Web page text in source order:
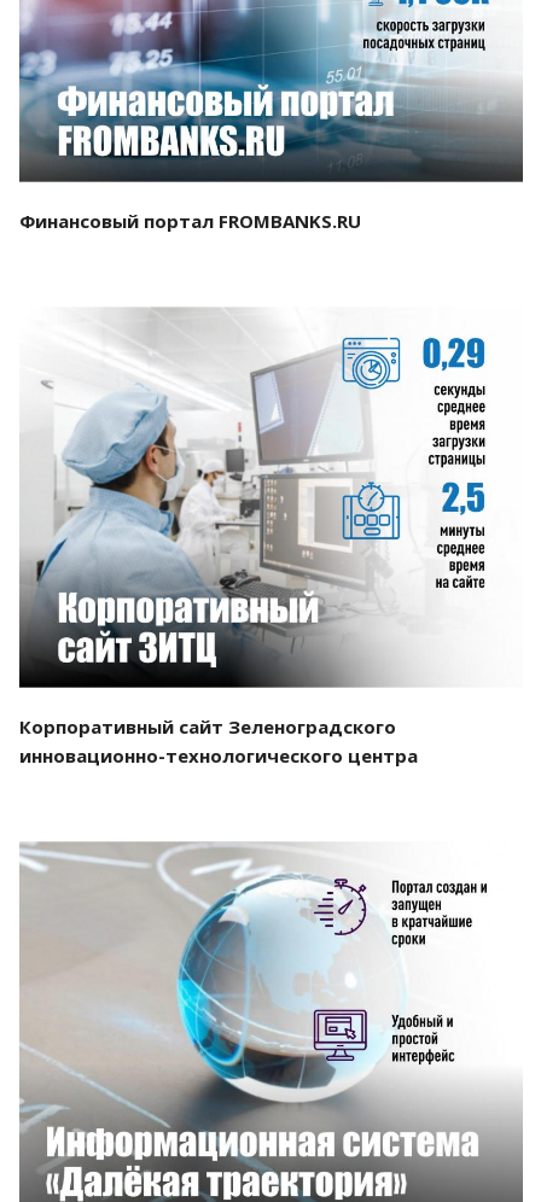
Смотреть проект
Финансовый портал FROMBANKS.RU
Смотреть проект
Корпоративный сайт Зеленоградского
инновационно-технологического центра
Смотреть проект